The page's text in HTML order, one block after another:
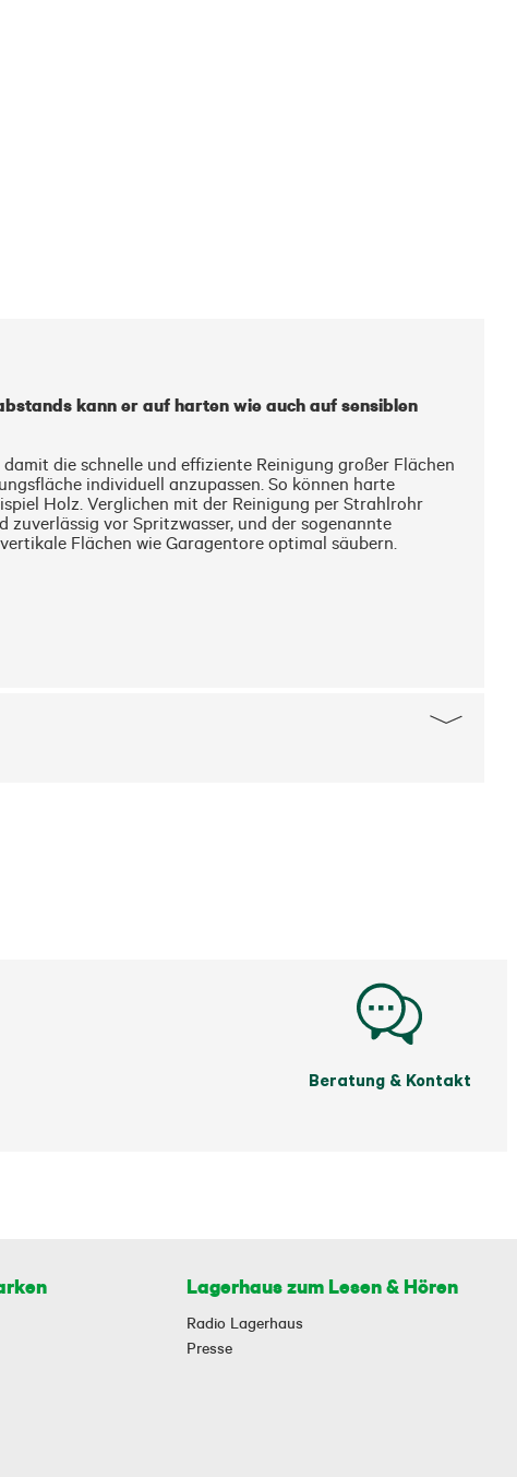
kann er auf harten wie auch auf sensiblen
die schnelle und effiziente Reinigung großer Flächen
individuell anzupassen. So können harte
Holz. Verglichen mit der Reinigung per Strahlrohr
vor Spritzwasser, und der sogenannte
Flächen wie Garagentore optimal säubern.
Beratung & Kontakt
Lagerhaus zum Lesen & Hören
Radio Lagerhaus
Presse